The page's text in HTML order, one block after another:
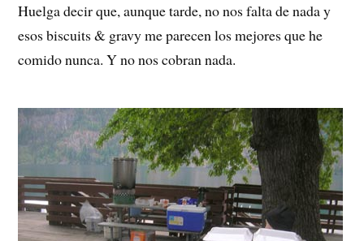
Huelga decir que, aunque tarde, no nos falta de nada y
esos biscuits & gravy me parecen los mejores que he
comido nunca. Y no nos cobran nada.